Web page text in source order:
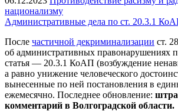
национализму
Административные дела по ст. 20.3.1
После частичной декриминализации ст.
об административных правонарушениях
статья — 20.3.1 КоАП (возбуждение
а равно унижение человеческого
вынесенные по ней постановления в
ежемесячно. Последнее обновление:
комментарий в Волгоградской области.